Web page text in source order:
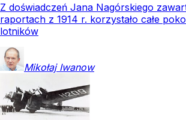
Z doświadczeń Jana Nagórskiego
raportach z 1914 r. korzystało całe
lotników
Mikołaj Iwanow